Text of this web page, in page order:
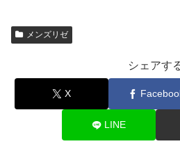
メンズリゼ
シェアす
X
LINE